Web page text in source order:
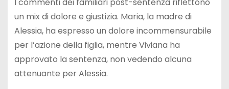
I commenti dei familiari post-sentenza riflettono
un mix di dolore e giustizia. Maria, la madre di
Alessia, ha espresso un dolore incommensurabile
per l’azione della figlia, mentre Viviana ha
approvato la sentenza, non vedendo alcuna
attenuante per Alessia.